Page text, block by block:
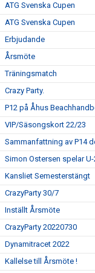
ATG Svenska Cupen
ATG Svenska Cupen
Erbjudande
Årsmöte
Träningsmatch
Crazy Party.
P12 på Åhus
VIP/Säsongskort 22/23
Sammanfattning av P14
Simon Ostersen spelar U-
Kansliet Semesterstängt
CrazyParty 30/7
Inställt Årsmöte
CrazyParty 20220730
Dynamitracet 2022
Kallelse till Årsmöte !